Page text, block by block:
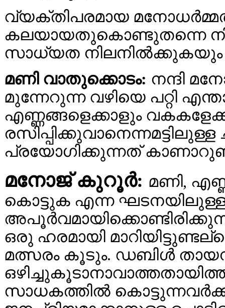
വ്യക്തിപരമായ
കലയായതുകൊണ്ടുതന്നെ
സാധ്യത
മണി വാതുക്കൊടം: നന്ദി
മുന്നേറുന്ന വഴിയെ പറ്റി
എണ്ണങ്ങളെക്കാളും
പ്രയോഗിക്കുന്നത്
മനോജ്‌ കുറൂര്‍: മണി,
കൊട്ടുക എന്ന
ഒരു ഹരമായി
മത്സരം കൂടും. ഡബിള്‍
സാധകത്തില്‍